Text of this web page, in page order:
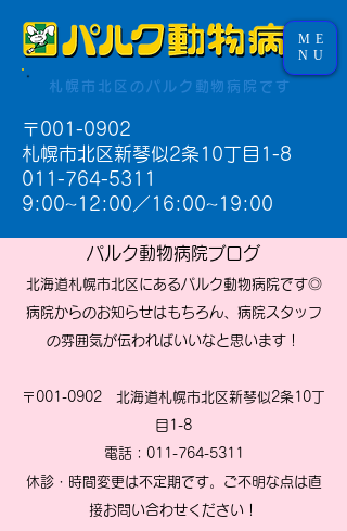
札幌市北区のパルク動物病院です
〒001-0902
札幌市北区新琴似2条10丁目1-8
011-764-5311
9:00~12:00／16:00~19:00​
ME
NU
パルク動物病院ブログ
北海道札幌市北区にあるパルク動物病院です◎
病院からのお知らせはもちろん、病院スタッフ
の雰囲気が伝わればいいなと思います！
〒001-0902 北海道札幌市北区新琴似2条10丁
目1-8
電話：011-764-5311
休診・時間変更は不定期です。ご不明な点は直
接お問い合わせください！